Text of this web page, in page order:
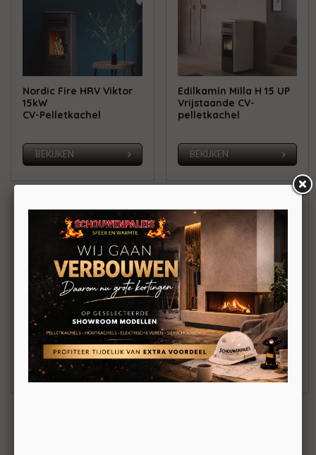
Nordic Fire HRV Viktor
15kW
CV-Pelletkachel
BEKIJKEN
Edilkamin Milla H 15 UP
Vrijstaande CV-
pelletkachel
BEKIJKEN
Edilkamin Myrna H 15
Vrijstaande CV-
pelletkachel 15kW
BEKIJKEN
Edilkamin Blade H 15
Vrijstaande ondiepe
CV-pelletkachel 15kW
BEKIJKEN